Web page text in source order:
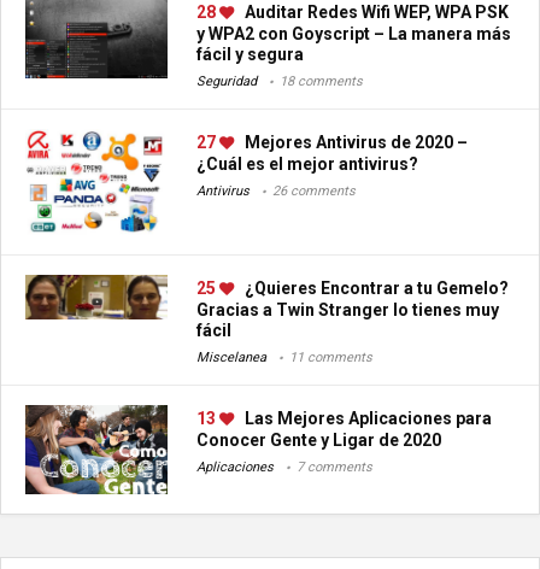
28
Auditar Redes Wifi WEP, WPA PSK
y WPA2 con Goyscript – La manera más
fácil y segura
Seguridad 18 comments
27
Mejores Antivirus de 2020 –
¿Cuál es el mejor antivirus?
Antivirus 26 comments
25
¿Quieres Encontrar a tu Gemelo?
Gracias a Twin Stranger lo tienes muy
fácil
Miscelanea 11 comments
13
Las Mejores Aplicaciones para
Conocer Gente y Ligar de 2020
Aplicaciones 7 comments